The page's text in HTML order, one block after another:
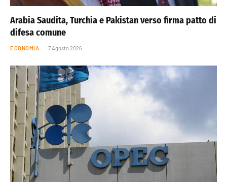
Arabia Saudita, Turchia e Pakistan verso firma patto di
difesa comune
ECONOMIA 7 Agosto 2026